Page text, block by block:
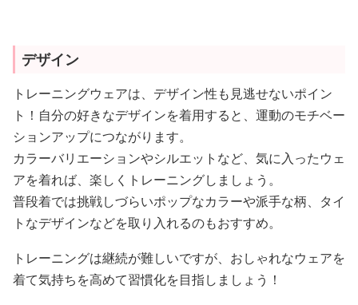
トレーニングウェアは、デザイン性も見逃せないポイン
ト！自分の好きなデザインを着用すると、運動のモチベー
ションアップにつながります。
カラーバリエーションやシルエットなど、気に入ったウェ
アを着れば、楽しくトレーニングしましょう。
普段着では挑戦しづらいポップなカラーや派手な柄、タイ
トなデザインなどを取り入れるのもおすすめ。
着て気持ちを高めて習慣化を目指しましょう！